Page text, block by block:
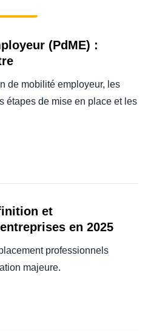
(PdME) :
de mobilité employeur, les
étapes de mise en place et les
et
en 2025
professionnels
majeure.